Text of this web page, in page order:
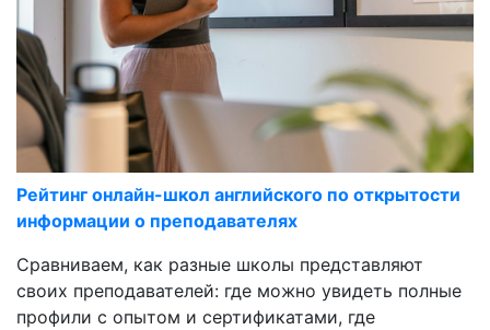
Рейтинг онлайн-школ английского по открытости
информации о преподавателях
Сравниваем, как разные школы представляют
своих преподавателей: где можно увидеть полные
профили с опытом и сертификатами, где